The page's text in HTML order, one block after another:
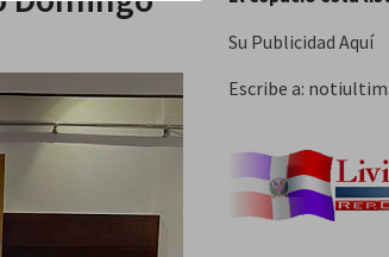
Su Publicidad Aquí
Escribe a: